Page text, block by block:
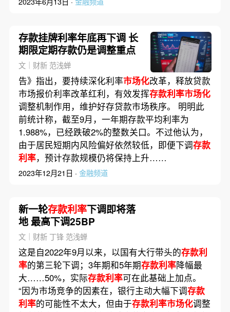
存款挂牌利率年底再下调 长
期限定期存款仍是调整重点
文｜财新 范浅蝉
告》指出，要持续深化利率市场化改革，释放贷款
市场报价利率改革红利，有效发挥存款利率市场化
调整机制作用，维护好存贷款市场秩序。 明明此
前统计称，截至9月，一年期存款平均利率为
1.988%，已经跌破2%的整数关口。不过他认为，
由于居民短期内风险偏好依然较低，即便下调存款
利率，预计存款规模仍将保持上升……
2023年12月21日 · 金融频道
新一轮存款利率下调即将落
地 最高下调25BP
文｜财新 丁锋 范浅蝉
这是自2022年9月以来，以国有大行带头的存款利
率的第三轮下调；3年期和5年期存款利率降幅最
大……50%，实际存款利率可在此基础上加点。
“因为市场竞争的因素在，银行主动大幅下调存款
利率的可能性不太大，但由于存款利率市场化调整